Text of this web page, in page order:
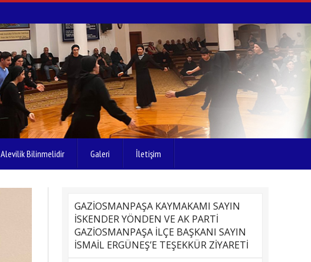
Alevilik Bilinmelidir Galeri İletişim
GAZİOSMANPAŞA KAYMAKAMI SAYIN
İSKENDER YÖNDEN VE AK PARTİ
GAZİOSMANPAŞA İLÇE BAŞKANI SAYIN
İSMAİL ERGÜNEŞ’E TEŞEKKÜR ZİYARETİ